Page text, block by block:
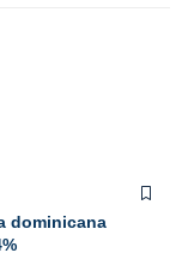
dominicana